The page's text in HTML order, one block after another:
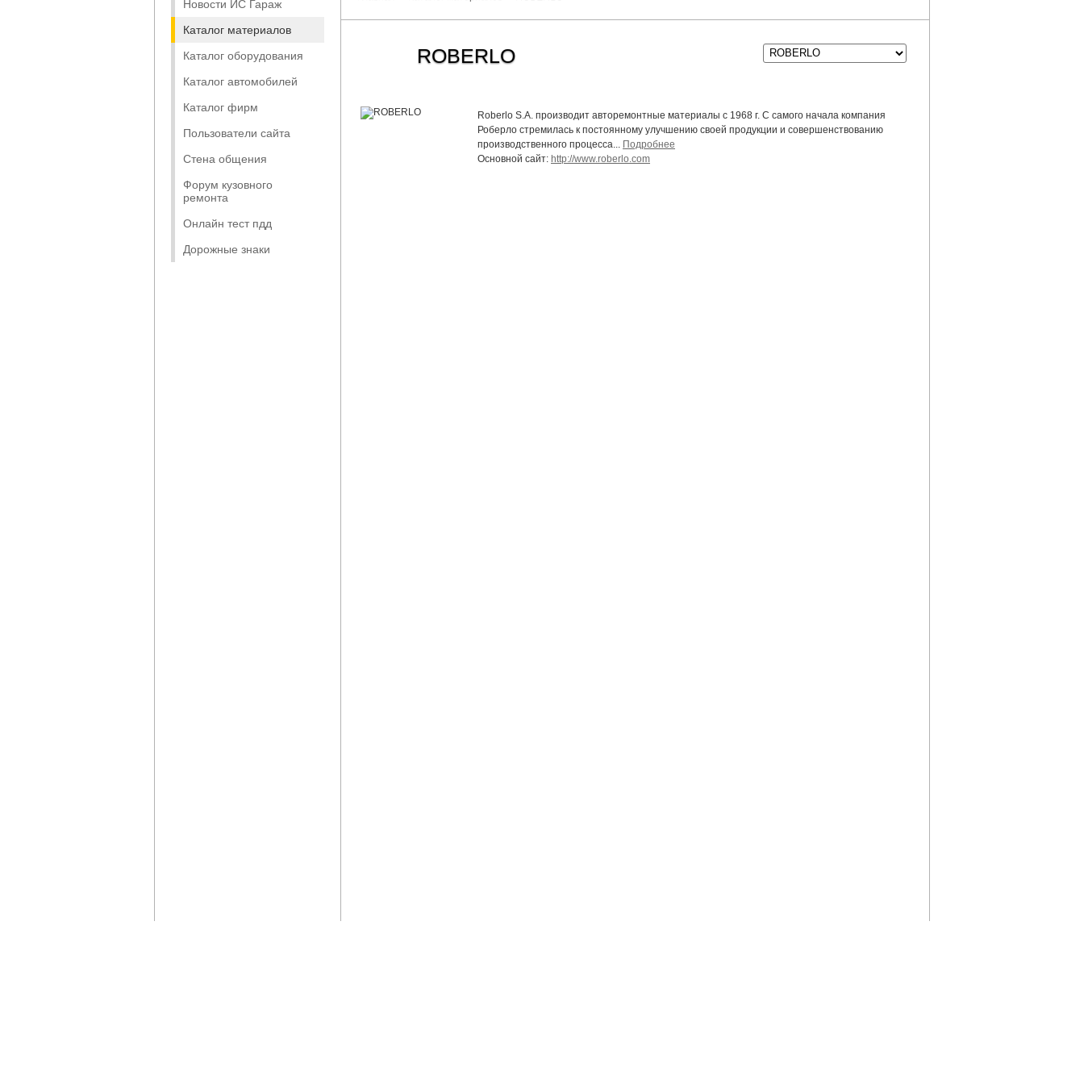
Новости ИС Гараж
Каталог материалов
Каталог оборудования
Каталог автомобилей
Каталог фирм
Пользователи сайта
Стена общения
Форум кузовного
ремонта
Онлайн тест пдд
Дорожные знаки
ROBERLO
Roberlo S.A. производит авторемонтные материалы с 1968 г. С самого начала компания
Роберло стремилась к постоянному улучшению своей продукции и совершенствованию
производственного процесса... Подробнее
Основной сайт: http://www.roberlo.com